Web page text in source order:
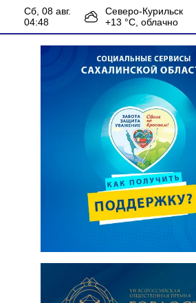
сб, 08 авг.
04:48
Северо-Курильск
+13 °С, облачно